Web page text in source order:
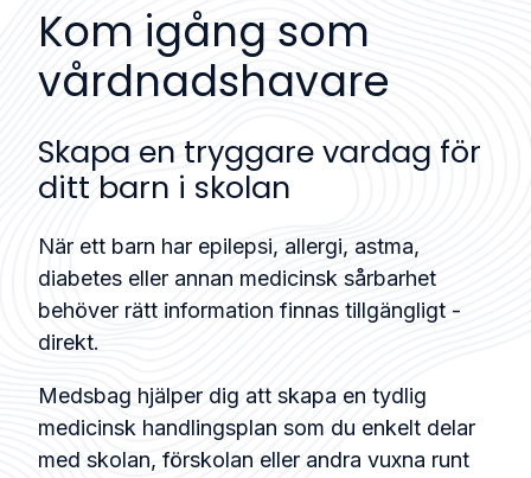
Kom igång som
vårdnadshavare
Skapa en tryggare vardag för
ditt barn i skolan
När ett barn har epilepsi, allergi, astma,
diabetes eller annan medicinsk sårbarhet
behöver rätt information finnas tillgängligt -
direkt.
Medsbag hjälper dig att skapa en tydlig
medicinsk handlingsplan som du enkelt delar
med skolan, förskolan eller andra vuxna runt